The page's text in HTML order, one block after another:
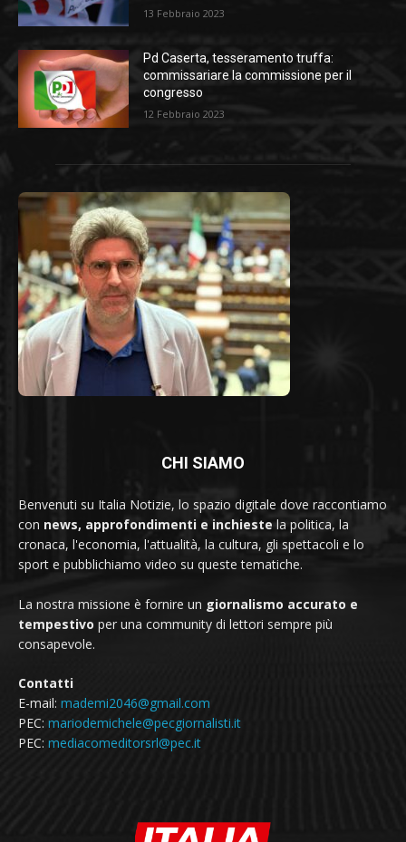
13 Febbraio 2023
Pd Caserta, tesseramento truffa:
commissariare la commissione per il
congresso
12 Febbraio 2023
CHI SIAMO
Benvenuti su Italia Notizie, lo spazio digitale dove raccontiamo
con news, approfondimenti e inchieste la politica, la
cronaca, l'economia, l'attualità, la cultura, gli spettacoli e lo
sport e pubblichiamo video su queste tematiche.
La nostra missione è fornire un giornalismo accurato e
tempestivo per una community di lettori sempre più
consapevole.
Contatti
E-mail: mademi2046@gmail.com
PEC: mariodemichele@pecgiornalisti.it
PEC: mediacomeditorsrl@pec.it